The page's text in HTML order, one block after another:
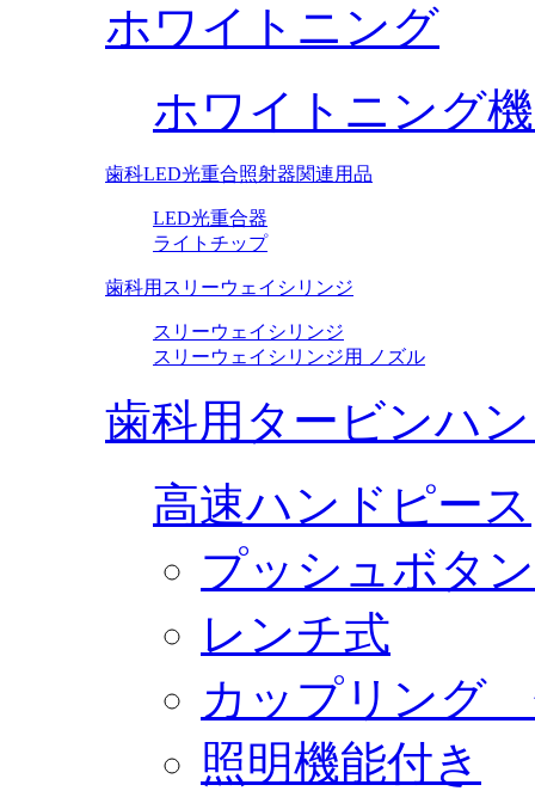
ホワイトニング
ホワイトニング
歯科LED光重合照射器関連用品
LED光重合器
ライトチップ
歯科用スリーウェイシリンジ
スリーウェイシリンジ
スリーウェイシリンジ用 ノズル
歯科用タービンハ
高速ハンドピース
プッシュボタン
レンチ式
カップリング
照明機能付き